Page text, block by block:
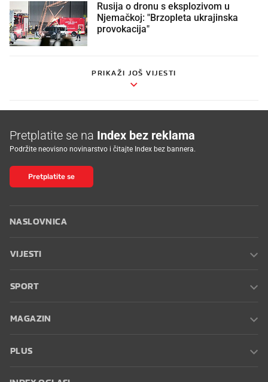
Rusija o dronu s eksplozivom u
Njemačkoj: "Brzopleta ukrajinska
provokacija"
PRIKAŽI JOŠ VIJESTI
Pretplatite se na Index bez reklama
Podržite neovisno novinarstvo i čitajte Index bez bannera.
Pretplatite se
NASLOVNICA
VIJESTI
SPORT
MAGAZIN
PLUS